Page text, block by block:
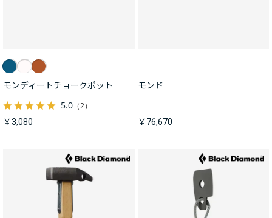
モンディートチョークポット
5.0 （2）
￥3,080
モンド
￥76,670